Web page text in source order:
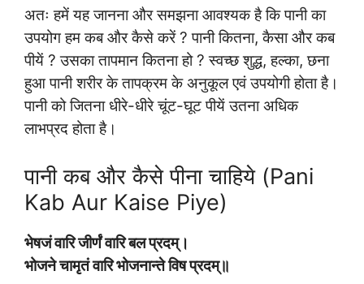
अतः हमें यह जानना और समझना आवश्यक है कि पानी का
उपयोग हम कब और कैसे करें ? पानी कितना, कैसा और कब
पीयें ? उसका तापमान कितना हो ? स्वच्छ शुद्ध, हल्का, छना
हुआ पानी शरीर के तापक्रम के अनुकूल एवं उपयोगी होता है।
पानी को जितना धीरे-धीरे चूंट-घूट पीयें उतना अधिक
लाभप्रद होता है।
पानी कब और कैसे पीना चाहिये (Pani
Kab Aur Kaise Piye)
भेषजं वारि जीर्णं वारि बल प्रदम्।
भोजने चामृतं वारि भोजनान्ते विष प्रदम्॥